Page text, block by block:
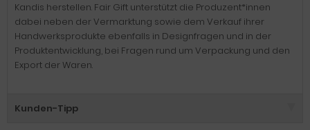
Kandis herstellen. Fair Gift unterstützt die Produzent*innen
dabei neben der Vermarktung sowie dem Verkauf ihrer
Handwerksprodukte ebenfalls in Designfragen und in der
Produktentwicklung, bei Fragen rund um Verpackung und den
Export der Waren.
Kunden-Tipp